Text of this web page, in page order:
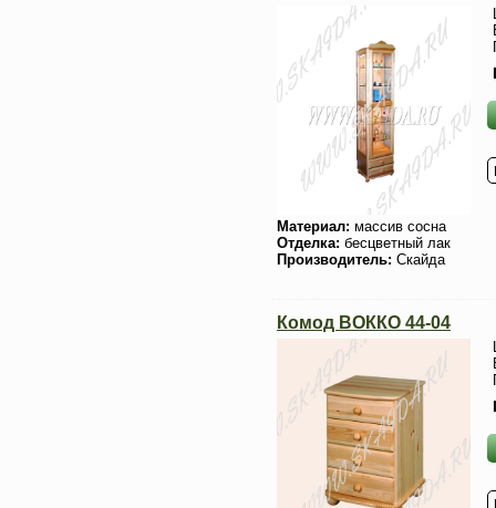
Материал: массив сосна
Отделка: бесцветный лак
Производитель: Скайда
Комод ВОККО 44-04